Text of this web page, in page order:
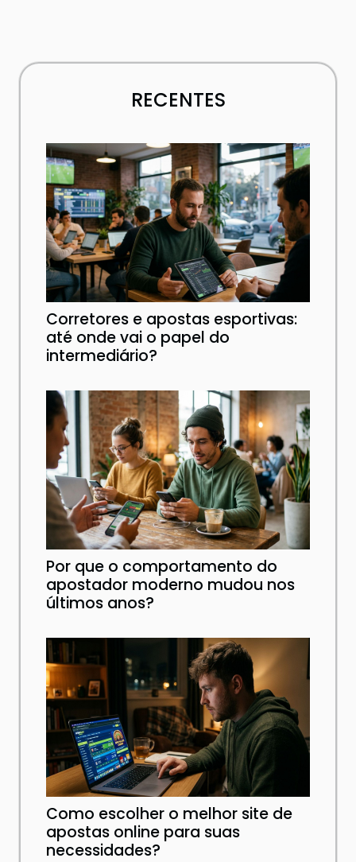
RECENTES
Corretores e apostas esportivas:
até onde vai o papel do
intermediário?
Por que o comportamento do
apostador moderno mudou nos
últimos anos?
Como escolher o melhor site de
apostas online para suas
necessidades?